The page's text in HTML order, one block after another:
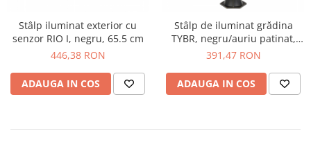
Stâlp iluminat exterior cu
senzor RIO I, negru, 65.5 cm
446,38 RON
ADAUGA IN COS
Stâlp de iluminat grădina
TYBR, negru/auriu patinat,
110 cm
391,47 RON
ADAUGA IN COS